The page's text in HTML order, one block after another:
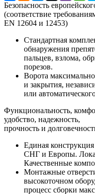
Безопасность
(соответствие
EN 12604 и 12453)
Стандартная
обнаружения
пальцев, взлома,
порезов.
Ворота
и закрытия,
или
Функциональность,
удобство, надежность,
прочность и
Единая
СНГ и Европы.
Качественные
Монтажные
высокоточном
процесс сборки